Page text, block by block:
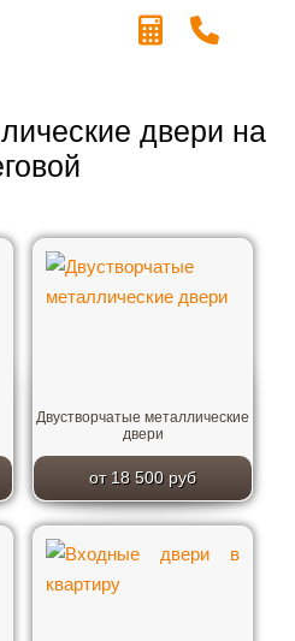
двери на
Двустворчатые металлические
двери
от 18 500 руб